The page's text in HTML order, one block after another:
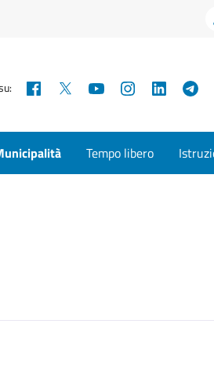
Facebook YouTubeInstagram
Tempo libero